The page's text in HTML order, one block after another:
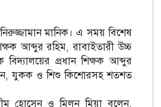
মা‌নিক। এ সময় বিশেষ
আব্দুর রহিম, রাবাইতারী উচ্চ
বিদ্যালয়ের প্রধান শিক্ষক আব্দুর
যুকক ও শিশু কিশোরসহ শতশত
হোসেন ও মিলন মিয়া বলেন,